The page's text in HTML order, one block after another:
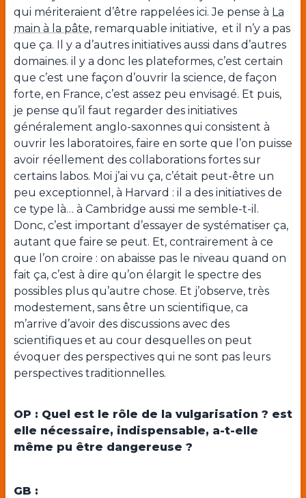
qui mériteraient d’être rappelées ici. Je pense à La
main à la pâte, remarquable initiative, et il n’y a pas
que ça. Il y a d’autres initiatives aussi dans d’autres
domaines. il y a donc les plateformes, c’est certain
que c’est une façon d’ouvrir la science, de façon
forte, en France, c’est assez peu envisagé. Et puis,
je pense qu’il faut regarder des initiatives
généralement anglo-saxonnes qui consistent à
ouvrir les laboratoires, faire en sorte que l’on puisse
avoir réellement des collaborations fortes sur
certains labos. Moi j’ai vu ça, c’était peut-être un
peu exceptionnel, à Harvard : il a des initiatives de
ce type là… à Cambridge aussi me semble-t-il.
Donc, c’est important d’essayer de systématiser ça,
autant que faire se peut. Et, contrairement à ce
que l’on croire : on abaisse pas le niveau quand on
fait ça, c’est à dire qu’on élargit le spectre des
possibles plus qu’autre chose. Et j’observe, très
modestement, sans être un scientifique, ca
m’arrive d’avoir des discussions avec des
scientifiques et au cour desquelles on peut
évoquer des perspectives qui ne sont pas leurs
perspectives traditionnelles.
OP : Quel est le rôle de la vulgarisation ? est
elle nécessaire, indispensable, a-t-elle
même pu être dangereuse ?
GB :